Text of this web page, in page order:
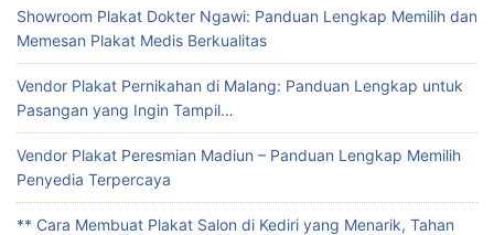
Showroom Plakat Dokter Ngawi: Panduan Lengkap Memilih dan
Memesan Plakat Medis Berkualitas
Vendor Plakat Pernikahan di Malang: Panduan Lengkap untuk
Pasangan yang Ingin Tampil…
Vendor Plakat Peresmian Madiun – Panduan Lengkap Memilih
Penyedia Terpercaya
** Cara Membuat Plakat Salon di Kediri yang Menarik, Tahan